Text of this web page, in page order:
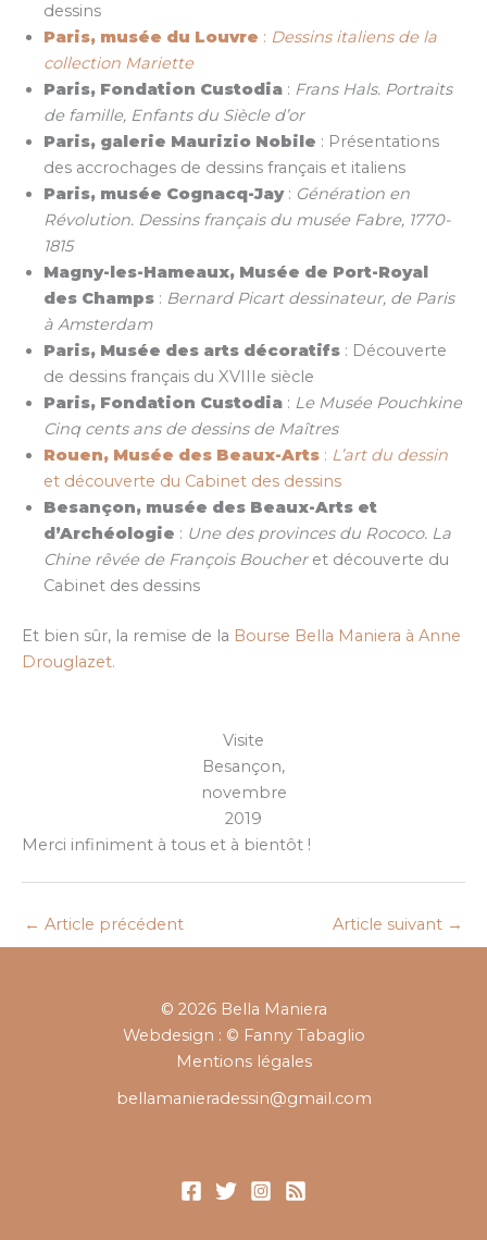
dessins
Paris, musée du Louvre : Dessins italiens de la
collection Mariette
Paris, Fondation Custodia : Frans Hals. Portraits
de famille, Enfants du Siècle d’or
Paris, galerie Maurizio Nobile : Présentations
des accrochages de dessins français et italiens
Paris, musée Cognacq-Jay: Génération en
Révolution. Dessins français du musée Fabre, 1770-
1815
Magny-les-Hameaux, Musée de Port-Royal
des Champs : Bernard Picart dessinateur, de Paris
à Amsterdam
Paris, Musée des arts décoratifs : Découverte
de dessins français du XVIIIe siècle
Paris, Fondation Custodia : Le Musée Pouchkine
Cinq cents ans de dessins de Maîtres
Rouen, Musée des Beaux-Arts : L’art du dessin
et découverte du Cabinet des dessins
Besançon, musée des Beaux-Arts et
d’Archéologie : Une des provinces du Rococo. La
Chine rêvée de François Boucheret découverte du
Cabinet des dessins
Et bien sûr, la remise de la Bourse Bella Maniera à Anne
Drouglazet.
Visite
Besançon,
novembre
2019
Merci infiniment à tous et à bientôt !
← Article précédent Article suivant →
© 2026 Bella Maniera
Webdesign : © Fanny Tabaglio
Mentions légales
bellamanieradessin@gmail.com